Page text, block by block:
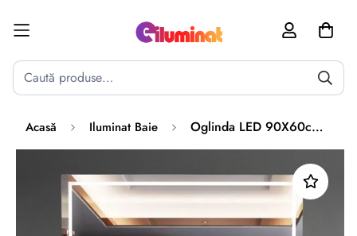
Acasă Iluminat Baie Oglinda LED 90X60cm cu Functie Dezaburire, Touch si Ceas J16
Activează notificările